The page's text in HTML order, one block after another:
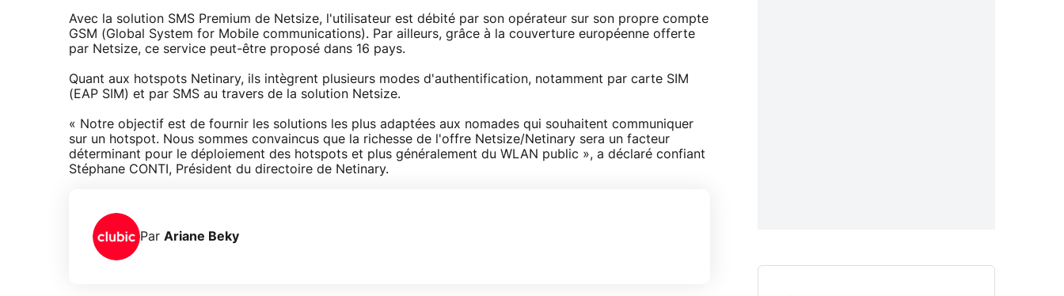
Avec la solution SMS Premium de Netsize, l'utilisateur est débité par son opérateur sur son propre compte
GSM (Global System for Mobile communications). Par ailleurs, grâce à la couverture européenne offerte
par Netsize, ce service peut-être proposé dans 16 pays.
Quant aux hotspots Netinary, ils intègrent plusieurs modes d'authentification, notamment par carte SIM
(EAP SIM) et par SMS au travers de la solution Netsize.
« Notre objectif est de fournir les solutions les plus adaptées aux nomades qui souhaitent communiquer
sur un hotspot. Nous sommes convaincus que la richesse de l'offre Netsize/Netinary sera un facteur
déterminant pour le déploiement des hotspots et plus généralement du WLAN public », a déclaré confiant
Stéphane CONTI, Président du directoire de Netinary.
Par Ariane Beky